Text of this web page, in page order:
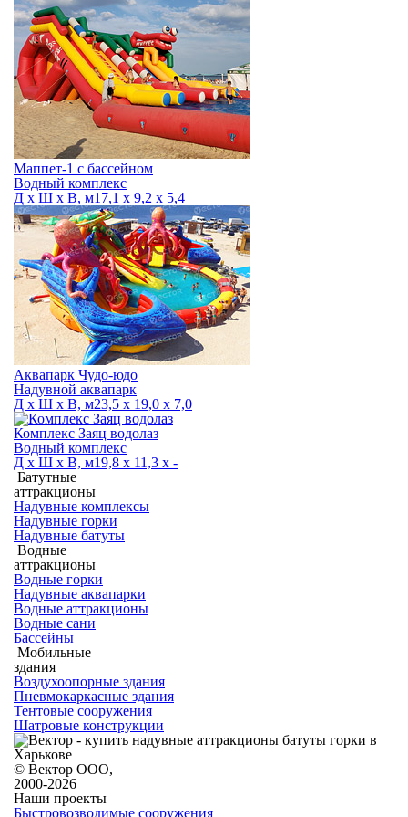
Маппет-1 с бассейном
Водный комплекс
Д х Ш х В, м17,1 х 9,2 х 5,4
Аквапарк Чудо-юдо
Надувной аквапарк
Д х Ш х В, м23,5 х 19,0 х 7,0
Комплекс Заяц водолаз
Водный комплекс
Д х Ш х В, м19,8 х 11,3 х -
Батутные
аттракционы
Надувные комплексы
Надувные горки
Надувные батуты
Водные
аттракционы
Водные горки
Надувные аквапарки
Водные аттракционы
Водные сани
Бассейны
Мобильные
здания
Воздухоопорные здания
Пневмокаркасные здания
Тентовые сооружения
Шатровые конструкции
© Вектор ООО,
2000-2026
Наши проекты
Быстровозводимые сооружения